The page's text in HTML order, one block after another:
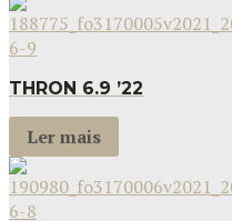
THRON 6.9 ’22
Ler mais